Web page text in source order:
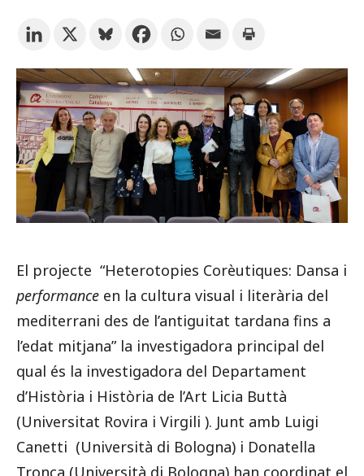
Subscriu-te als butlletins de la URV
CATALÀ ESPAÑOL ENGLISH
El projecte “Heterotopies Corèutiques: Dansa i
performance en la cultura visual i literària del
mediterrani des de l’antiguitat tardana fins a
l’edat mitjana” la investigadora principal del
qual és la investigadora del Departament
d’Història i Història de l’Art Licia Buttà
(Universitat Rovira i Virgili ). Junt amb Luigi
Canetti (Università di Bologna) i Donatella
Tronca (Università di Bologna) han coordinat el